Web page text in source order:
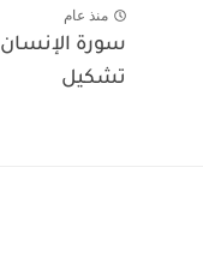
منذ عام
سورة
تشكيل